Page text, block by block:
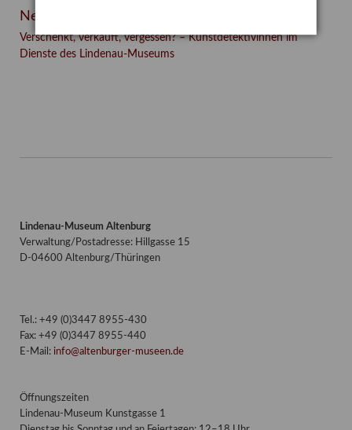
Neueste Beiträge
Verschenkt, verkauft, vergessen? – Kunstdetektivinnen im
Dienste des Lindenau-Museums
Lindenau-Museum Altenburg
Verwaltung/Postadresse: Hillgasse 15
D-04600 Altenburg/Thüringen
Tel.: +49 (0)3447 8955-430
Fax: +49 (0)3447 8955-440
E-Mail: info@altenburger-museen.de
Öffnungszeiten
Lindenau-Museum Kunstgasse 1